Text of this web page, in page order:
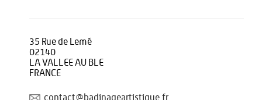
35 Rue de Lemé
02140
LA VALLEE AU BLE
FRANCE
contact@badinageartistique.fr